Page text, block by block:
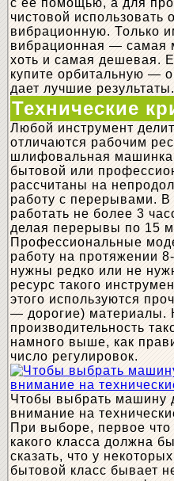
с ее помощью, а для
чистовой использовать
вибрационную. Только
вибрационная — самая
хоть и самая дешевая.
купите орбитальную —
дает лучшие результаты.
Технические
Любой инструмент
отличаются рабочим
шлифовальная
бытовой или
рассчитаны на
работу с перерывами.
работать не более 3
делая перерывы по 15
Профессиональные
работу на протяжении
нужны редко или не
ресурс такого
этого используются
— дорогие) материалы.
производительность
намного выше, как
число регулировок.
Чтобы выбрать машину
внимание на
При выборе, первое что
какого класса должна
сказать, что у
бытовой класс бывает